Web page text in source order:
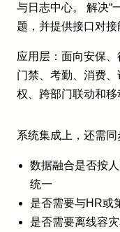
与日志中心。 解决“
题，并提供接口对接
应用层：面向安保
门禁、考勤、消费
权、跨部门联动和移
系统集成上，还需同
数据融合是否按
统一
是否需要与HR或
是否需要离线容